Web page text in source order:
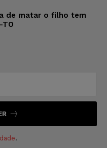
de matar o filho tem
TO
.